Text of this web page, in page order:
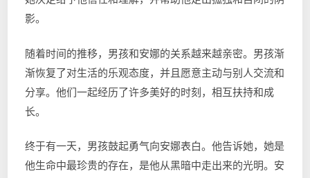
影。
随着时间的推移，男孩和安娜的关系越来越亲密。男孩渐
渐恢复了对生活的乐观态度，并且愿意主动与别人交流和
分享。他们一起经历了许多美好的时刻，相互扶持和成
长。
终于有一天，男孩鼓起勇气向安娜表白。他告诉她，她是
他生命中最珍贵的存在，是他从黑暗中走出来的光明。安